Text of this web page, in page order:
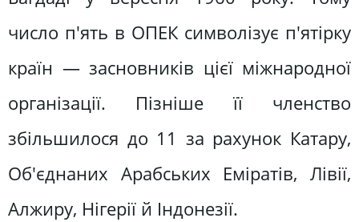
число п'ять в ОПЕК символізує п'ятірку
країн — засновників цієї міжнародної
організації. Пізніше її членство
збільшилося до 11 за рахунок Катару,
Об'єднаних Арабських Еміратів, Лівії,
Алжиру, Нігерії й Індонезії.